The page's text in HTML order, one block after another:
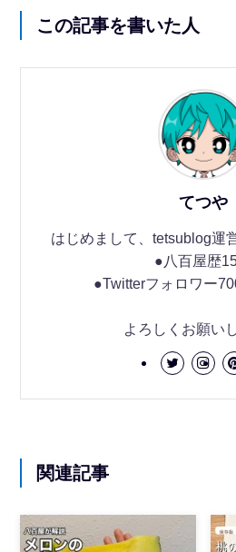
この記事を書いた人
てつや
はじめまして、tetsublog運
●八百屋歴
●Twitterフォロワー
よろしくお願い
関連記事